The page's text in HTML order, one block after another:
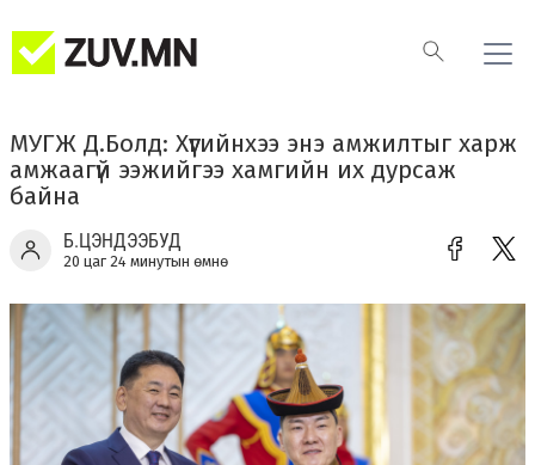
МУГЖ Д.Болд: Хүүгийнхээ энэ амжилтыг харж
амжаагүй ээжийгээ хамгийн их дурсаж
байна
Б.ЦЭНДЭЭБУД
20 цаг 24 минутын өмнө